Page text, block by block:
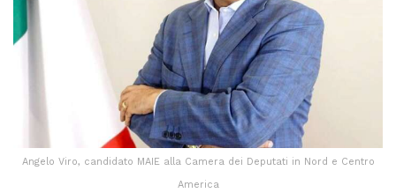
Angelo Viro, candidato MAIE alla Camera dei Deputati in Nord e Centro
America